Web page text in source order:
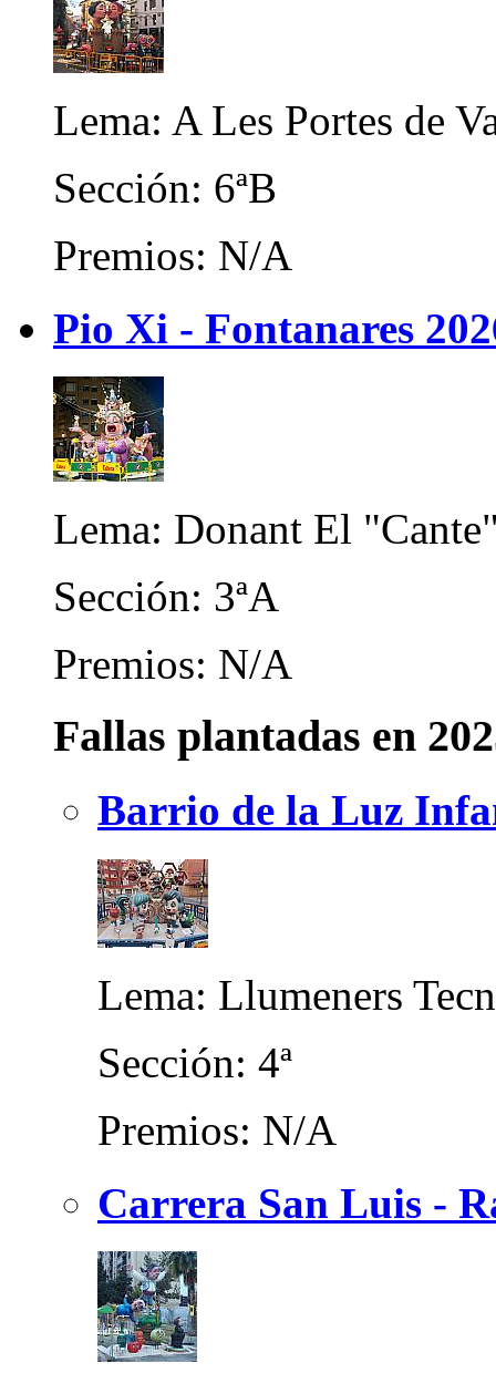
Lema: A Les Portes de
Sección: 6ªB
Premios: N/A
Pio Xi - Fontanares
Lema: Donant El
Sección: 3ªA
Premios: N/A
Fallas plantadas en
Barrio de la Luz
Lema: Llumeners
Sección: 4ª
Premios: N/A
Carrera San Luis -